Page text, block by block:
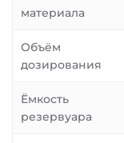
материала
Объём
дозирования
Ёмкость
резервуара